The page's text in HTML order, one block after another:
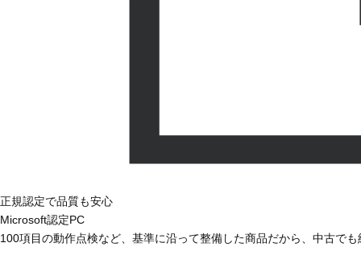
正規認定で品質も安心
Microsoft認定PC
100項目の動作点検など、基準に沿って整備した商品だから、中古で